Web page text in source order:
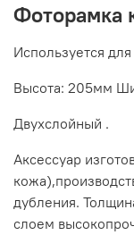
Фоторамка
Используется
Высота: 205мм
Двухслойный .
Аксессуар
дубления.
слоем